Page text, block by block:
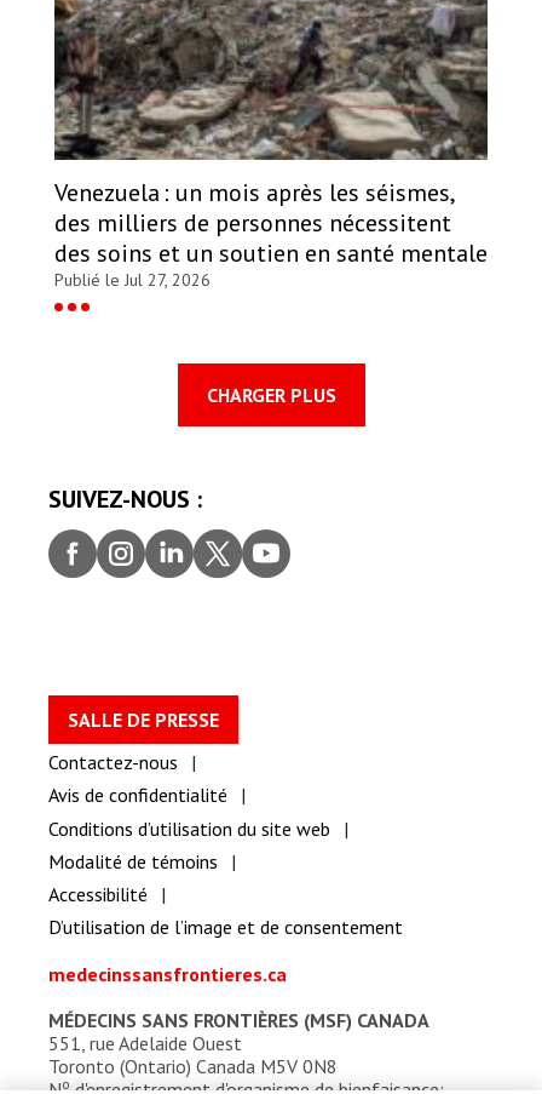
Venezuela : un mois après les séismes,
des milliers de personnes nécessitent
des soins et un soutien en santé mentale
Publié le Jul 27, 2026
CHARGER PLUS
SUIVEZ-NOUS :
Faceb
ook
Insta
gram
Linke
dIn
Twitt
er
youtu
be
SALLE DE PRESSE
Contactez-nous
Avis de confidentialité
Conditions d’utilisation du site web
Modalité de témoins
Accessibilité
D’utilisation de l’image et de consentement
medecinssansfrontieres.ca
MÉDECINS SANS FRONTIÈRES (MSF) CANADA
551, rue Adelaide Ouest
Toronto (Ontario) Canada M5V 0N8
Nod'enregistrement d'organisme de bienfaisance: